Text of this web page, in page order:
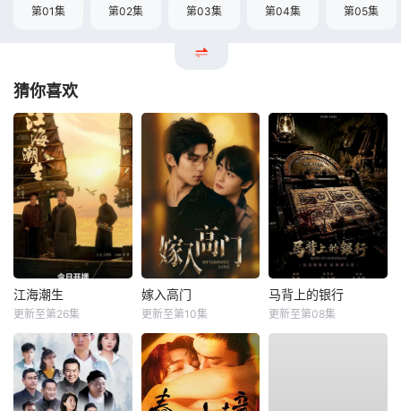
第01集 第02集 第03集 第04集 第05集
猜你喜欢
江海潮生
更新至第26集
嫁入高门
更新至第10集
马背上的银行
更新至第08集